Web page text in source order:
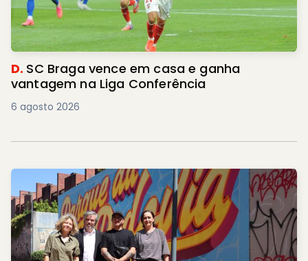
D. SC Braga vence em casa e ganha
vantagem na Liga Conferência
6 agosto 2026